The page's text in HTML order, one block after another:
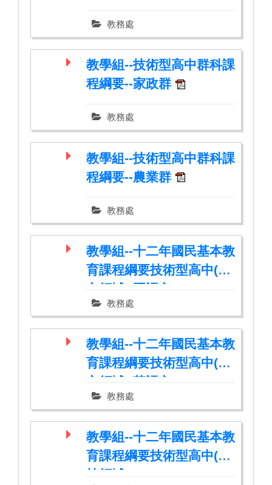
教務處
教學組--技術型高中群科課
程綱要--家政群
教務處
教學組--技術型高中群科課
程綱要--農業群
教務處
教學組--十二年國民基本教
育課程綱要技術型高中(語
文領域--國語文)
教務處
教學組--十二年國民基本教
育課程綱要技術型高中(語
文領域--英語文)
教務處
教學組--十二年國民基本教
育課程綱要技術型高中(科
技領域)